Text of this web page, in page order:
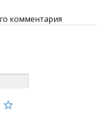
комментария